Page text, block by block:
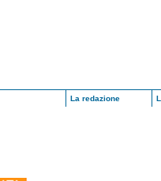
La redazione